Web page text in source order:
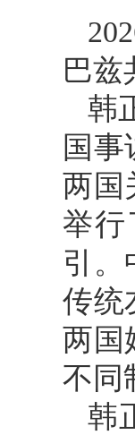
巴兹
韩
国
两国
举
引。
传统
两国
不同
韩